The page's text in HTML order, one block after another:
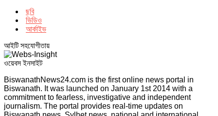
ছবি
ভিডিও
আর্কাইভ
আইটি সহযোগীতায়
ওয়েবস ইনসাইট
BiswanathNews24.com is the first online news portal in
Biswanath. It was launched on January 1st 2014 with a
commitment to fearless, investigative and independent
journalism. The portal provides real-time updates on